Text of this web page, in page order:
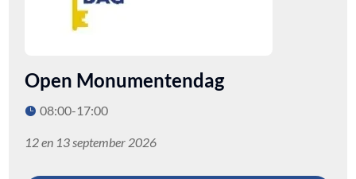
Open Monumentendag
08:00-17:00
12 en 13 september 2026